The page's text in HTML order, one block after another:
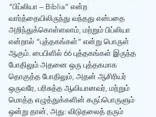
“பிப்லியா – Biblia” என்ற
வார்த்தையிலிருந்து வந்தது என்பதை
அறிந்துக்கொள்ளலாம், மற்றும் பிப்லியா
என்றால் “புத்தகங்கள்” என்று பொருள்
ஆகும். பைபிளில் 66 புத்தகங்கள் இருந்த
போதிலும் அதனை ஒரு புத்தகமாக
தொகுத்த போதிலும், அதன் ஆசிரியர்
ஒருவரே, பரிசுத்த ஆவியானவர், மற்றும்
மொத்த எழுத்துக்களின் கருப்பொருளும்
ஒன்று தான், அது: விடுதலைத் தரும்